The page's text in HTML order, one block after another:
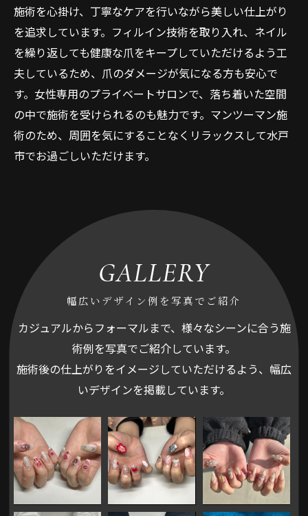
施術を心掛け、丁寧なケアを行いながら美しい仕上がり
を追求しています。フィルイン技術を取り入れ、ネイル
を繰り返しても健康な爪をキープしていただけるよう工
夫しているため、爪のダメージが気になる方も安心で
す。女性専用のプライベートサロンで、落ち着いた空間
の中で施術を受けられるのも魅力です。マンツーマン施
術のため、周囲を気にすることなくリラックスして水戸
市でお過ごしいただけます。
幅広いデザイン例を写真でご紹介
GALLERY
カジュアルからフォーマルまで、様々なシーンに合う施
術例を写真でご紹介しています。
施術後の仕上がりをイメージしていただけるよう、幅広
いデザインを掲載しています。